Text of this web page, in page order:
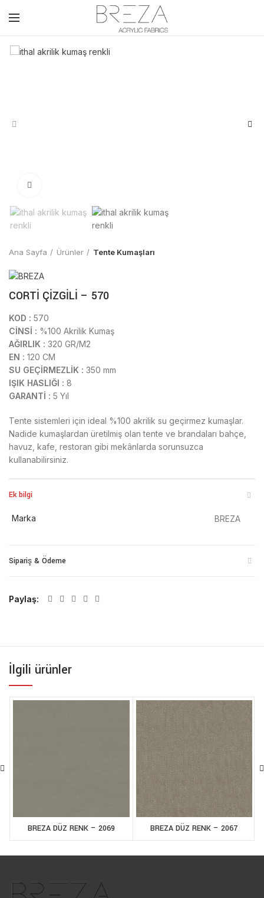
Ana Sayfa Ürünler Tente Kumaşları
CORTİ ÇİZGİLİ – 570
KOD : 570
CİNSİ : %100 Akrilik Kumaş
AĞIRLIK : 320 GR/M2
EN : 120 CM
SU GEÇİRMEZLİK : 350 mm
IŞIK HASLIĞI : 8
GARANTİ : 5 Yıl
Tente sistemleri için ideal %100 akrilik su geçirmez kumaşlar.
Nadide kumaşlardan üretilmiş olan tente ve brandaları bahçe,
havuz, kafe, restoran gibi mekânlarda sorunsuzca
kullanabilirsiniz.
Ek bilgi
Marka BREZA
Sipariş & Ödeme
Paylaş
İlgili ürünler
BREZA DÜZ RENK – 2069 BREZA DÜZ RENK – 2067